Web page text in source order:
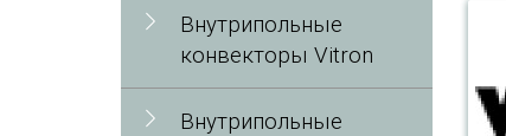
Внутрипольные
конвекторы Vitron
Внутрипольные